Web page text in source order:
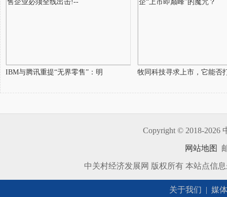
IBM与腾讯重提“无界零售”：明 牧同科技寻求上市，它能否
Copyright © 2018-2026
网站地图
中关村经济发展网 版权所有 本站点信
关于我们 | 媒